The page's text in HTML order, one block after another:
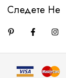
Следете Не